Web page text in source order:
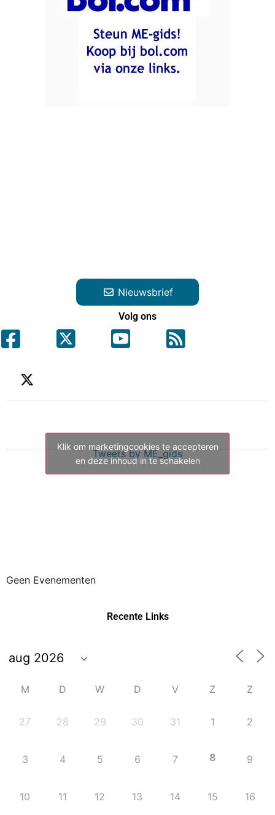
Nieuwsbrief
Volg ons
Tweets by ME_gids
Klik om marketingcookies te accepteren
en deze inhoud in te schakelen
Geen Evenementen
Recente Links
M D W D V Z Z
27 28 29 30 31 1 2
3 4 5 6 7 8 9
10 11 12 13 14 15 16